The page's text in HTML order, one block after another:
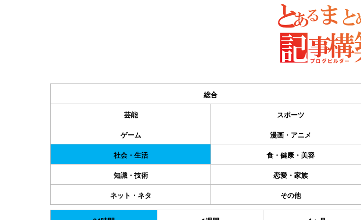
総合
芸能 スポーツ
ゲーム 漫画・アニメ
社会・生活 食・健康・美容
知識・技術 恋愛・家族
ネット・ネタ その他